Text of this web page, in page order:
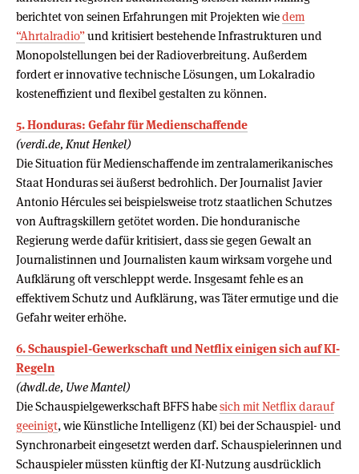
berichtet von seinen Erfahrungen mit Projekten wiedem
“Ahrtalradio”und kritisiert bestehende Infrastrukturen und
Monopolstellungen bei der Radioverbreitung. Außerdem
fordert er innovative technische Lösungen, um Lokalradio
kosteneffizient und flexibel gestalten zu können.
5. Honduras: Gefahr für Medienschaffende
(verdi.de, Knut Henkel)
Die Situation für Medienschaffende im zentralamerikanisches
Staat Honduras sei äußerst bedrohlich. Der Journalist Javier
Antonio Hércules sei beispielsweise trotz staatlichen Schutzes
von Auftragskillern getötet worden. Die honduranische
Regierung werde dafür kritisiert, dass sie gegen Gewalt an
Journalistinnen und Journalisten kaum wirksam vorgehe und
Aufklärung oft verschleppt werde. Insgesamt fehle es an
effektivem Schutz und Aufklärung, was Täter ermutige und die
Gefahr weiter erhöhe.
6. Schauspiel-Gewerkschaft und Netflix einigen sich auf KI-
Regeln
(dwdl.de, Uwe Mantel)
Die Schauspielgewerkschaft BFFS habesich mit Netflix darauf
geeinigt, wie Künstliche Intelligenz (KI) bei der Schauspiel- und
Synchronarbeit eingesetzt werden darf. Schauspielerinnen und
Schauspieler müssten künftig der KI-Nutzung ausdrücklich